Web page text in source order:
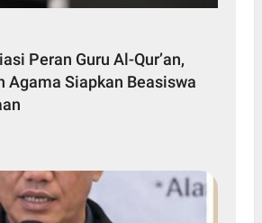
Peran Guru Al-Qur’an,
Agama Siapkan Beasiswa